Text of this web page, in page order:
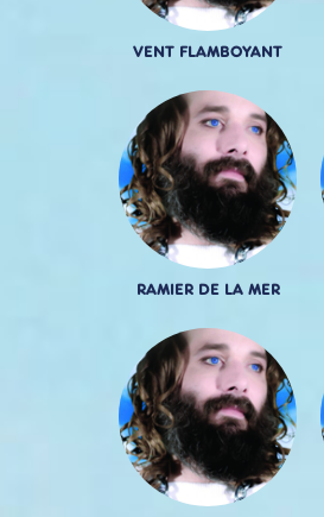
VENT FLAMBOYANT
RAMIER DE LA MER